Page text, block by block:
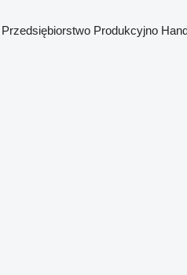
Przedsiębiorstwo Produkcyjno